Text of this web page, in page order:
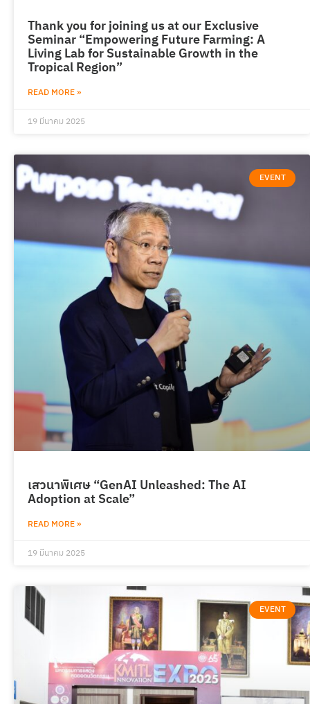
Thank you for joining us at our Exclusive
Seminar “Empowering Future Farming: A
Living Lab for Sustainable Growth in the
Tropical Region”
READ MORE »
19 มีนาคม 2025
EVENT
เสวนาพิเศษ “GenAI Unleashed: The AI
Adoption at Scale”
READ MORE »
19 มีนาคม 2025
EVENT